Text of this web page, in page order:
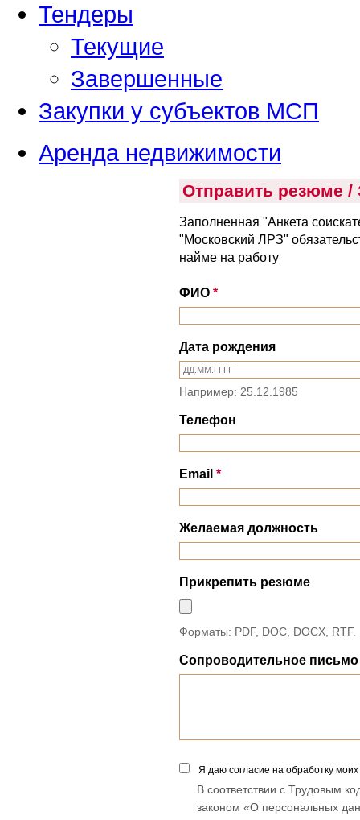
Тендеры
Текущие
Завершенные
Закупки у субъектов МСП
Аренда недвижимости
Отправить резюме /
Заполненная "Анкета
"Московский ЛРЗ"
найме на работу
ФИО *
Дата рождения
Например: 25.12.1985
Телефон
Email *
Желаемая должность
Прикрепить резюме
Форматы: PDF, DOC, DOCX,
Сопроводительное
Я даю согласие на обработку
В соответствии с Трудовым
законом «О персональных